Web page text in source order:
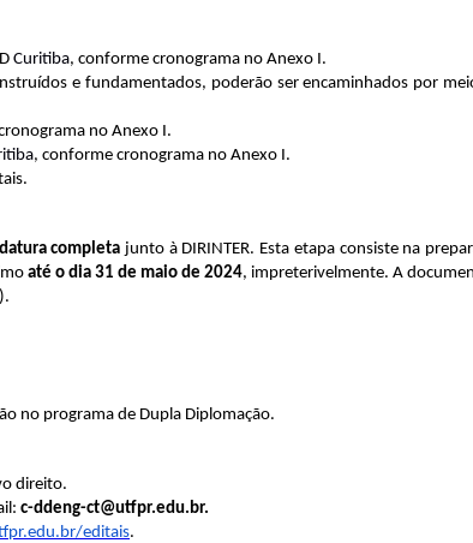
Curitiba, conforme cronograma no Anexo I.
e fundamentados, poderão ser encaminhados por
no Anexo I.
, conforme cronograma no Anexo I.
completa junto à DIRINTER. Esta etapa consiste na
até o dia 31 de maio de 2024, impreterivelmente. A
no programa de Dupla Diplomação.
direito.
c-ddeng-ct@utfpr.edu.br.
editais.